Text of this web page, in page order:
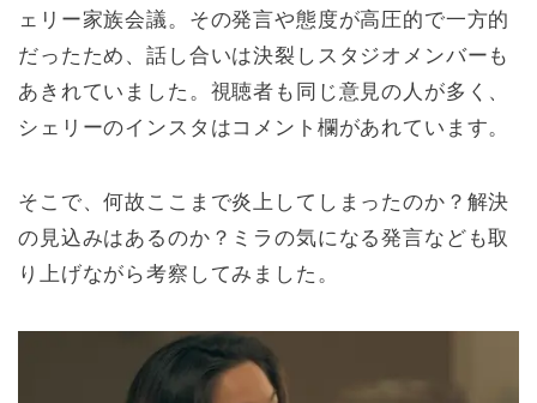
ェリー家族会議。その発言や態度が高圧的で一方的
だったため、話し合いは決裂しスタジオメンバーも
あきれていました。視聴者も同じ意見の人が多く、
シェリーのインスタはコメント欄があれています。
そこで、何故ここまで炎上してしまったのか？解決
の見込みはあるのか？ミラの気になる発言なども取
り上げながら考察してみました。